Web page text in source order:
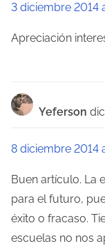
3 diciembre 2014
Apreciación
Yeferson
8 diciembre 2014
Buen artículo. La
para el futuro,
éxito o fracaso.
escuelas no nos